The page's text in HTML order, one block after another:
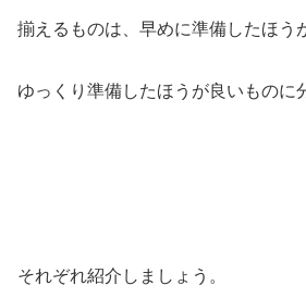
揃えるものは、早めに準備したほう
ゆっくり準備したほうが良いものに
それぞれ紹介しましょう。